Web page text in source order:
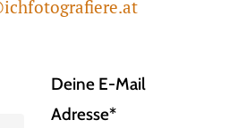
Deine E-Mail
Adresse*